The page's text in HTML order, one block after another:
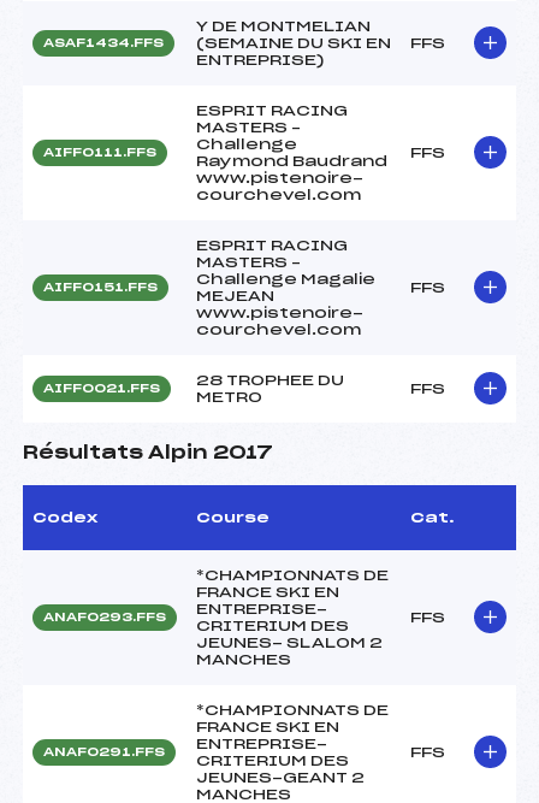
ASAF1434.FFS
Y DE MONTMELIAN
(SEMAINE DU SKI EN
ENTREPRISE)
FFS
AIFF0111.FFS
ESPRIT RACING
MASTERS –
Challenge
Raymond Baudrand
www.pistenoire-
courchevel.com
FFS
AIFF0151.FFS
ESPRIT RACING
MASTERS –
Challenge Magalie
MEJEAN
www.pistenoire-
courchevel.com
FFS
AIFF0021.FFS
28 TROPHEE DU
METRO
FFS
Résultats Alpin 2017
Codex Course Cat.
ANAF0293.FFS
*CHAMPIONNATS DE
FRANCE SKI EN
ENTREPRISE-
CRITERIUM DES
JEUNES- SLALOM 2
MANCHES
FFS
ANAF0291.FFS
*CHAMPIONNATS DE
FRANCE SKI EN
ENTREPRISE-
CRITERIUM DES
JEUNES-GEANT 2
MANCHES
FFS